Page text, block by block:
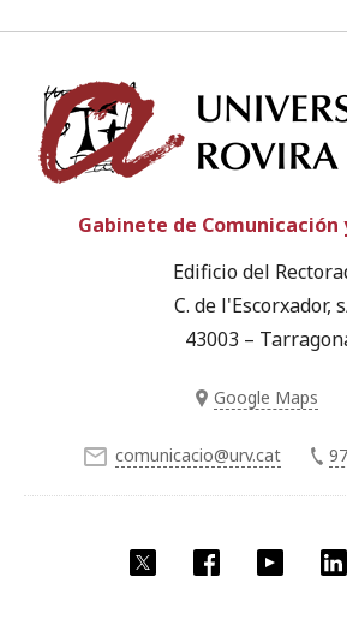
Twitter Facebook YouTube
Gabinete de
Edificio del
C. de l'Escorxador,
43003 –
Google Maps
comunicacio@urv.cat